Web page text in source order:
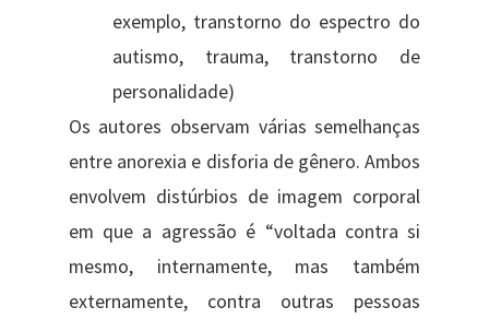
exemplo, transtorno do espectro do
autismo, trauma, transtorno de
personalidade)
Os autores observam várias semelhanças
entre anorexia e disforia de gênero. Ambos
envolvem distúrbios de imagem corporal
em que a agressão é “voltada contra si
mesmo, internamente, mas também
externamente, contra outras pessoas